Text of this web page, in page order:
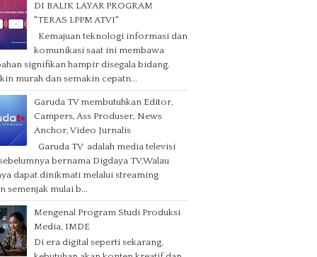
DI BALIK LAYAR PROGRAM
"TERAS LPPM ATVI"
Kemajuan teknologi informasi dan
komunikasi saat ini membawa
signifikan hampir disegala bidang.
murah dan semakin cepatn...
Garuda TV membutuhkan Editor,
Campers, Ass Produser, News
Anchor, Video Jurnalis
Garuda TV adalah media televisi
bernama Digdaya TV,Walau
dapat dinikmati melalui streaming
semenjak mulai b...
Mengenal Program Studi Produksi
Media, IMDE
Di era digital seperti sekarang,